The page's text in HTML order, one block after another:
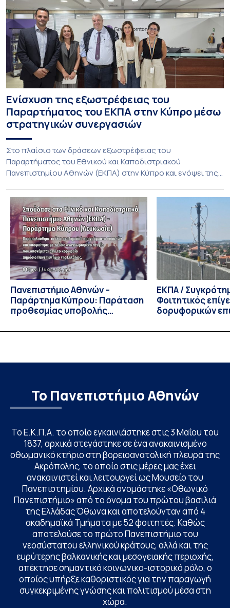
Ενίσχυση της εξωστρέφειας του
Παραρτήματος του ΕΚΠΑ στην Κύπρο μέσω
στρατηγικών συνεργασιών
Στο πλαίσιο των δράσεων εξωστρέφειας του
Παραρτήματος του Εθνικού και Καποδιστριακού
Πανεπιστημίου Αθηνών (ΕΚΠΑ) στην Κύπρο και ενόψει της
Τμήματος Οικονομικών Επιστημών και του Τμήματος
Διοίκησης Επιχειρήσεων και Οργανισμών τον Σεπτέμβριο
του 2026, ο Κοσμήτορας της Σχολής Οικονομικών και
Πολιτικών Επιστημών, Καθηγητής Νικόλαος Ηρειώτης, και ο
Πρόεδρος του Τμήματος […]
Πανεπιστήμιο Αθηνών –
Παράρτημα Κύπρου: Παράταση
προθεσμίας υποβολής
υποψηφίων
ΕΚΠΑ /
Φοιτητικός
δορυφορικών
Το Πανεπιστήμιο Αθηνών
Το Ε.Κ.Π.Α. το οποίο εγκαινιάστηκε στις 3 Μαΐου του
1837, αρχικά στεγάστηκε σε ένα ανακαινισμένο
οθωμανικό κτήριο στη βορειοανατολική πλευρά της
Ακρόπολης, το οποίο στις μέρες μας έχει
ανακαινιστεί και λειτουργεί ως Μουσείο του
Πανεπιστημίου. Αρχικά ονομάστηκε «Οθωνικό
Πανεπιστήμιο» από το όνομα του πρώτου βασιλιά
της Ελλάδας Όθωνα και αποτελούνταν από 4
ακαδημαϊκά Τμήματα με 52 φοιτητές. Καθώς
αποτελούσε το πρώτο Πανεπιστήμιο του
νεοσύστατου ελληνικού κράτους, αλλά και της
ευρύτερης βαλκανικής και μεσογειακής περιοχής,
απέκτησε σημαντικό κοινωνικο-ιστορικό ρόλο, ο
οποίος υπήρξε καθοριστικός για την παραγωγή
συγκεκριμένης γνώσης και πολιτισμού μέσα στη
χώρα.